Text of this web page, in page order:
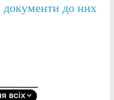
документи до них